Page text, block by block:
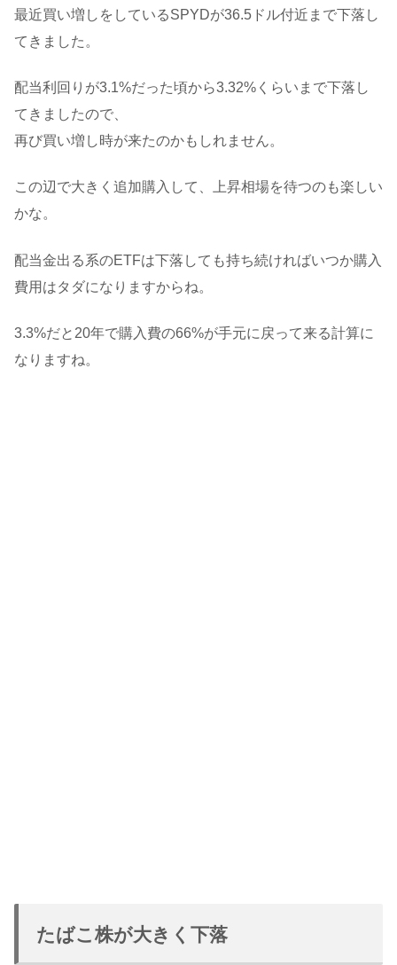
最近買い増しをしているSPYDが36.5ドル付近まで下落し
てきました。
配当利回りが3.1%だった頃から3.32%くらいまで下落し
てきましたので、
再び買い増し時が来たのかもしれません。
この辺で大きく追加購入して、上昇相場を待つのも楽しい
かな。
配当金出る系のETFは下落しても持ち続ければいつか購入
費用はタダになりますからね。
3.3%だと20年で購入費の66%が手元に戻って来る計算に
なりますね。
たばこ株が大きく下落